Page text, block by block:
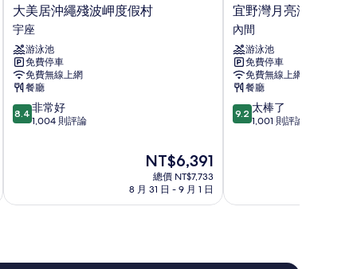
大
美
居
沖
繩
殘
波
岬
度
大美居沖繩殘波岬度假村
宇座
游泳池
免費停車
免費無線上網
餐廳
8.4
分，
常
評
8.4 非常好
1,004 則評論
現
在
價
NT$6,391
總價 NT$7,733
8 月 31 日 - 9 月 1 日
宜
野
灣
月
亮
海
飯
店
及
宜野灣月亮海飯店及
內間
游泳池
免費停車
免費無線上網
餐廳
9.2
分，
棒
評
9.2 太棒了
1,001 則評論